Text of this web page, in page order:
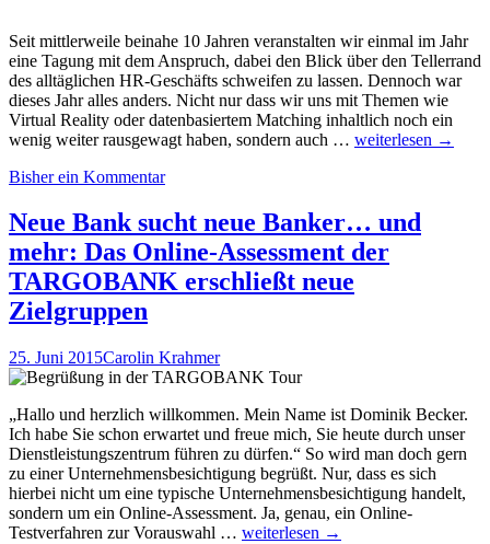
Seit mittlerweile beinahe 10 Jahren veranstalten wir einmal im Jahr
eine Tagung mit dem Anspruch, dabei den Blick über den Tellerrand
des alltäglichen HR-Geschäfts schweifen zu lassen. Dennoch war
dieses Jahr alles anders. Nicht nur dass wir uns mit Themen wie
Virtual Reality oder datenbasiertem Matching inhaltlich noch ein
wenig weiter rausgewagt haben, sondern auch … HR-
diskutiert
rege
HR-
von
Und
probiert
fleißig
aus…
weiterlesen →
Bisher ein Kommentar
Neue Bank sucht neue Banker… und
mehr: Das Online-Assessment der
TARGOBANK erschließt neue
Zielgruppen
25. Juni 2015Carolin Krahmer
„Hallo und herzlich willkommen. Mein Name ist Dominik Becker.
Ich habe Sie schon erwartet und freue mich, Sie heute durch unser
Dienstleistungszentrum führen zu dürfen.“ So wird man doch gern
zu einer Unternehmensbesichtigung begrüßt. Nur, dass es sich
hierbei nicht um eine typische Unternehmensbesichtigung handelt,
sondern um ein Online-Assessment. Ja, genau, ein Online-
Testverfahren zur Vorauswahl … Neue
weiterlesen →